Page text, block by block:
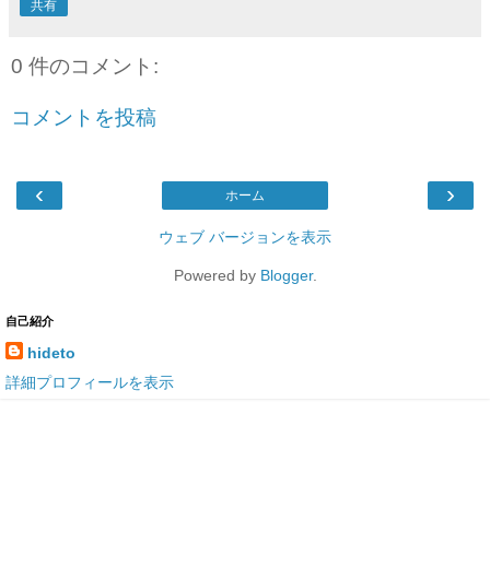
共有
0 件のコメント:
コメントを投稿
‹ ›
ホーム
ウェブ バージョンを表示
Powered by Blogger.
自己紹介
hideto
詳細プロフィールを表示